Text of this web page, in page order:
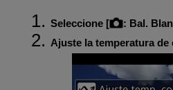
Seleccione [ : Bal.
Ajuste la temperatura de